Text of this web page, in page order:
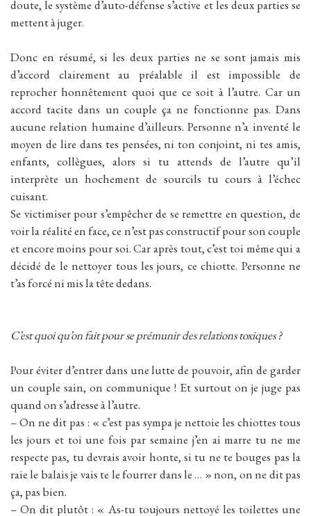
doute, le système d’auto-défense s’active et les deux parties se
mettent à juger.
Donc en résumé, si les deux parties ne se sont jamais mis
d’accord clairement au préalable il est impossible de
reprocher honnêtement quoi que ce soit à l’autre. Car un
accord tacite dans un couple ça ne fonctionne pas. Dans
aucune relation humaine d’ailleurs. Personne n’a inventé le
moyen de lire dans tes pensées, ni ton conjoint, ni tes amis,
enfants, collègues, alors si tu attends de l’autre qu’il
interprète un hochement de sourcils tu cours à l’échec
cuisant.
Se victimiser pour s’empêcher de se remettre en question, de
voir la réalité en face, ce n’est pas constructif pour son couple
et encore moins pour soi. Car après tout, c’est toi même qui a
décidé de le nettoyer tous les jours, ce chiotte. Personne ne
t’as forcé ni mis la tête dedans.
C’est quoi qu’on fait pour se prémunir des relations toxiques ?
Pour éviter d’entrer dans une lutte de pouvoir, afin de garder
un couple sain, on communique ! Et surtout on je juge pas
quand on s’adresse à l’autre.
– On ne dit pas : « c’est pas sympa je nettoie les chiottes tous
les jours et toi une fois par semaine j’en ai marre tu ne me
respecte pas, tu devrais avoir honte, si tu ne te bouges pas la
raie le balais je vais te le fourrer dans le … » non, on ne dit pas
ça, pas bien.
– On dit plutôt : « As-tu toujours nettoyé les toilettes une